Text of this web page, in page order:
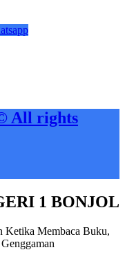
All rights
1 BONJOL
Ketika Membaca Buku,